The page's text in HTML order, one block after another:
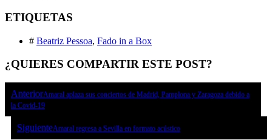
ETIQUETAS
# Beatriz Pessoa, Fado in a Box
¿QUIERES COMPARTIR ESTE POST?
AnteriorAmaral aplaza sus conciertos de Madrid, Pamplona y Zaragoza debido a
la Covid-19
SiguienteAmaral regresa a Sevilla en formato acústico